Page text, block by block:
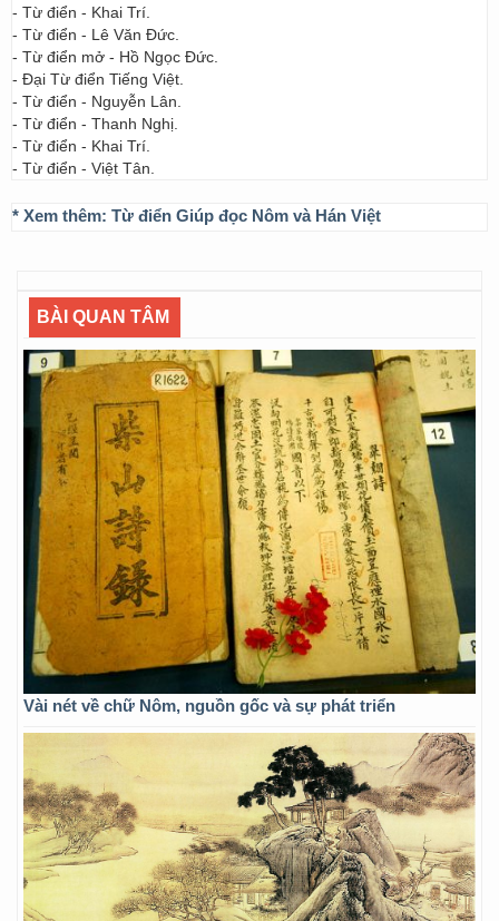
- Từ điển - Khai Trí.
- Từ điển - Lê Văn Đức.
- Từ điển mở - Hồ Ngọc Đức.
- Đại Từ điển Tiếng Việt.
- Từ điển - Nguyễn Lân.
- Từ điển - Thanh Nghị.
- Từ điển - Khai Trí.
- Từ điển - Việt Tân.
* Xem thêm: Từ điển Giúp đọc Nôm và Hán Việt
BÀI QUAN TÂM
Vài nét về chữ Nôm, nguồn gốc và sự phát triển